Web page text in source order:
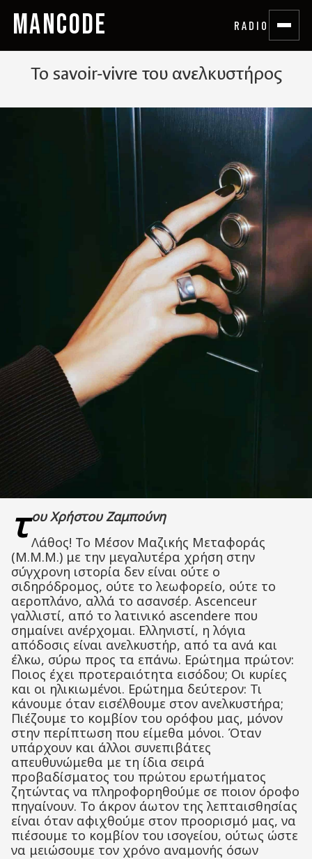
MANCODE RADIO
To savoir-vivre του ανελκυστήρος
τ ου Χρήστου Ζαμπούνη
Λάθος! Το Μέσον Μαζικής Μεταφοράς
(Μ.Μ.Μ.) με την μεγαλυτέρα χρήση στην
σύγχρονη ιστορία δεν είναι ούτε ο
σιδηρόδρομος, ούτε το λεωφορείο, ούτε το
αεροπλάνο, αλλά το ασανσέρ. Ascenceur
γαλλιστί, από το λατινικό ascendere που
σημαίνει ανέρχομαι. Ελληνιστί, η λόγια
απόδοσις είναι ανελκυστήρ, από τα ανά και
έλκω, σύρω προς τα επάνω. Ερώτημα πρώτον:
Ποιος έχει προτεραιότητα εισόδου; Οι κυρίες
και οι ηλικιωμένοι. Ερώτημα δεύτερον: Τι
κάνουμε όταν εισέλθουμε στον ανελκυστήρα;
Πιέζουμε το κομβίον του ορόφου μας, μόνον
στην περίπτωση που είμεθα μόνοι. Όταν
υπάρχουν και άλλοι συνεπιβάτες
απευθυνώμεθα με τη ίδια σειρά
προβαδίσματος του πρώτου ερωτήματος
ζητώντας να πληροφορηθούμε σε ποιον όροφο
πηγαίνουν. Το άκρον άωτον της λεπταισθησίας
είναι όταν αφιχθούμε στον προορισμό μας, να
πιέσουμε το κομβίον του ισογείου, ούτως ώστε
να μειώσουμε τον χρόνο αναμονής όσων